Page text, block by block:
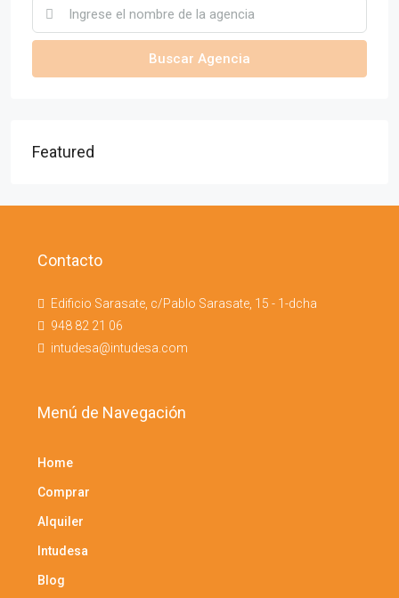
Buscar Agencia
Featured
Contacto
Edificio Sarasate, c/Pablo Sarasate, 15 - 1-dcha
948 82 21 06
intudesa@intudesa.com
Menú de Navegación
Home
Comprar
Alquiler
Intudesa
Blog